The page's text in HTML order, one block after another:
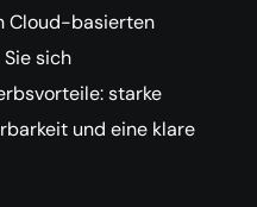
Cloud-basierten
sich
starke
und eine klare